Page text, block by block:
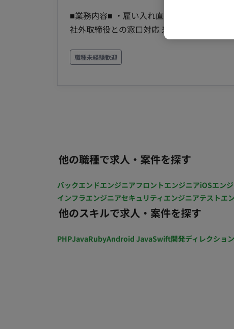
キルや経験によって変動 ・契約期間：長期（2ヶ月の派遣期間後、正社員登用予定） ・募集人数：
2名 ・その他 月末締め、25日支払い ■この案件のおすすめポイント！ ・【正社員登用が前提】2ヶ
できます。安定したキャリアを築きたい方
問！ IT・SaaS業界に興味があれば、実務経験は問いません。基本的なPC操作ができれば、最先端
35歳の営業部で、新しい提案や挑戦を歓迎
ながらスタートできます。
■業務内容■ ・雇い入れ直後： 社長・役員の
社外取締役との窓口対応 来客対応（お茶出
配 役員車両事務手続管理（社長専属ドラ
※基本は本社に常駐。必要に応じて買い物などの外出もある ・(変更の
おり） ▼慶弔休暇(有給：事由によって1〜
時時給：1,750円 ■月額：280,000円 ■年収
給：確認中 賞与：年1回（業績変動制） 加
待遇 ： 社会保険完備（健康保険・厚生年
ニス部、野球部、 写真部等) 各種社内イベ
職種未経験歓迎
他の職種で求人・案件を探す
バックエンドエンジニアフロントエンジニアiOSエン
インフラエンジニアセキュリティエンジニアテストエ
他のスキルで求人・案件を探す
PHPJavaRubyAndroid JavaSwift開発ディレクション